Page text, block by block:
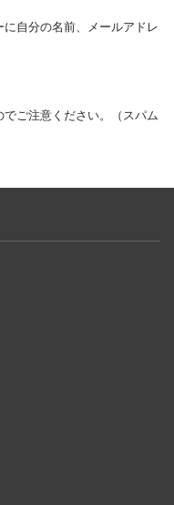
自分の名前、メールアドレ
ご注意ください。（スパム